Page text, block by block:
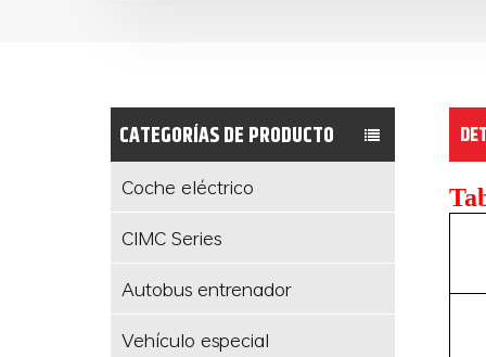
CATEGORÍAS DE PRODUCTO
Coche eléctrico
CIMC Series
Autobus entrenador
Vehículo especial